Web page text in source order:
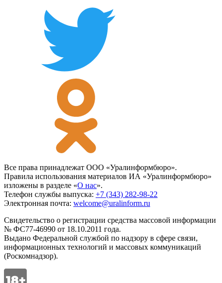
Все права принадлежат ООО «Уралинформбюро».
Правила использования материалов ИА «Уралинформбюро»
изложены в разделе «О нас».
Телефон службы выпуска: +7 (343) 282-98-22
Электронная почта: welcome@uralinform.ru
Свидетельство о регистрации средства массовой информации
№ ФС77-46990 от 18.10.2011 года.
Выдано Федеральной службой по надзору в сфере связи,
информационных технологий и массовых коммуникаций
(Роскомнадзор).